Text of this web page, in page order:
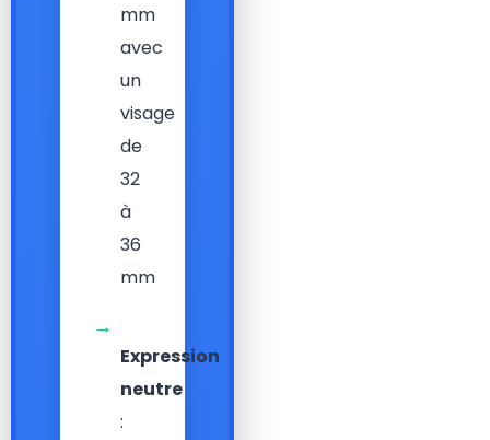
mm
avec
un
visage
de
32
à
36
mm
→
Expression
neutre
: